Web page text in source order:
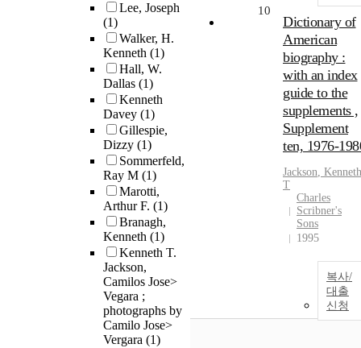
Lee, Joseph
(1)
Walker, H.
Kenneth (1)
Hall, W.
Dallas (1)
Kenneth
Davey (1)
Gillespie,
Dizzy (1)
Sommerfeld,
Ray M (1)
Marotti,
Arthur F. (1)
Branagh,
Kenneth (1)
Kenneth T.
Jackson,
Camilos Jose>
Vegara ;
photographs by
Camilo Jose>
Vergara (1)
10
Dictionary of
American
biography :
with an index
guide to the
supplements ,
Supplement
ten, 1976-
Jackson, Kenneth
T
Charles
Scribner's
Sons
1995
복사/
대출
신청